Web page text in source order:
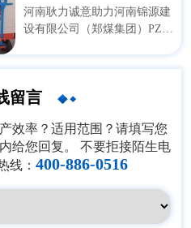
河南耿力诚意助力河南锦源建
设有限公司（郑煤集团）PZ-
留言
效率？适用范围？请填写您
给您回复。 不要拒接陌生电
线：400-886-0516